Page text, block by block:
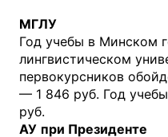
МГЛУ
Год учебы в Минском
лингвистическом
первокурсников
— 1 846 руб. Год
руб.
АУ при Президенте